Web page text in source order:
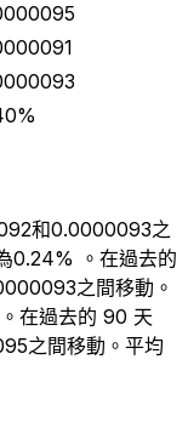
和0.0000093之
0.24% 。在過去的
之間移動。
在過去的 90 天
之間移動。平均